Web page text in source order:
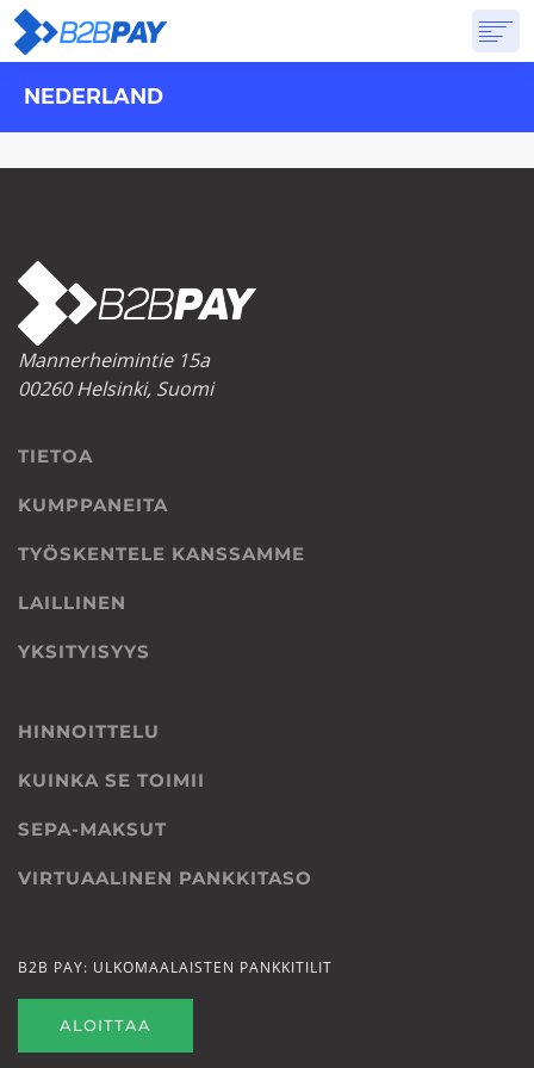
TIETOARATKAISUT VIRTUAALIPANKKI
NEDERLAND
Mannerheimintie 15a
00260 Helsinki, Suomi
TIETOA
KUMPPANEITA
TYÖSKENTELE KANSSAMME
LAILLINEN
YKSITYISYYS
HINNOITTELU
KUINKA SE TOIMII
SEPA-MAKSUT
VIRTUAALINEN PANKKITASO
B2B PAY: ULKOMAALAISTEN PANKKITILIT
ALOITTAA